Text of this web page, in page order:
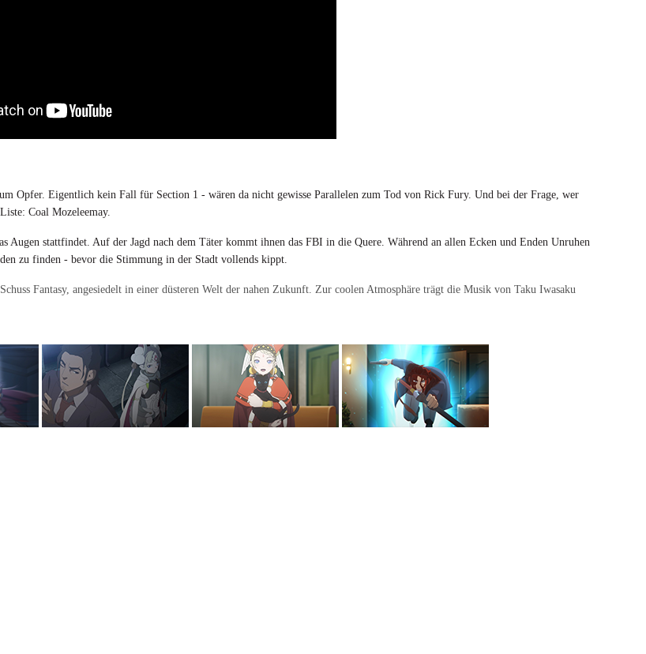
Opfer. Eigentlich kein Fall für Section 1 - wären da nicht gewisse Parallelen zum Tod von Rick Fury. Und bei der Frage, wer
Coal Mozeleemay.
Augen stattfindet. Auf der Jagd nach dem Täter kommt ihnen das FBI in die Quere. Während an allen Ecken und Enden Unruhen
zu finden - bevor die Stimmung in der Stadt vollends kippt.
Fantasy, angesiedelt in einer düsteren Welt der nahen Zukunft. Zur coolen Atmosphäre trägt die Musik von Taku Iwasaku